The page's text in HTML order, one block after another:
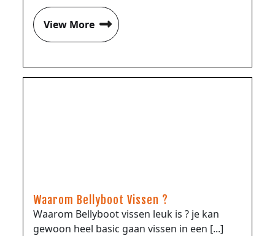
View More
Waarom Bellyboot Vissen ?
Waarom Bellyboot vissen leuk is ? je kan
gewoon heel basic gaan vissen in een [...]